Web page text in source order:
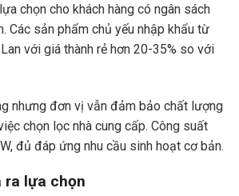
chọn cho khách hàng có ngân sách
Các sản phẩm chủ yếu nhập khẩu từ
với giá thành rẻ hơn 20-35% so với
nhưng đơn vị vẫn đảm bảo chất lượng
chọn lọc nhà cung cấp. Công suất
đủ đáp ứng nhu cầu sinh hoạt cơ bản.
ra lựa chọn